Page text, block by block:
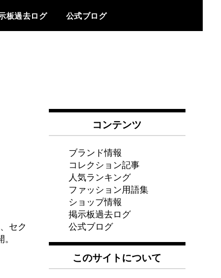
板過去ログ 公式ブログ
セク
コンテンツ
ブランド情報
コレクション記事
人気ランキング
ファッション用語集
ショップ情報
掲示板過去ログ
公式ブログ
このサイトについて